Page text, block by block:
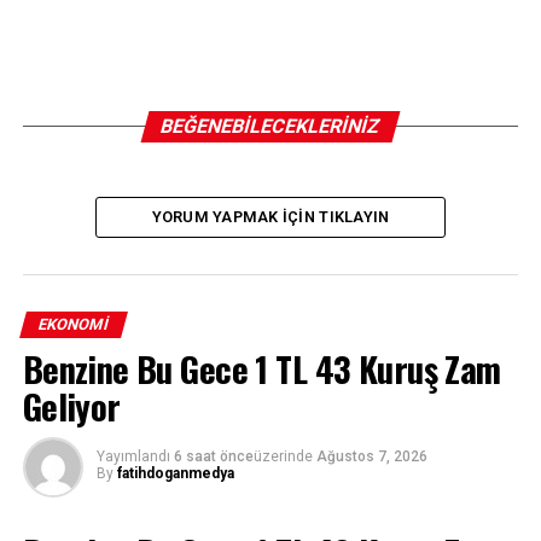
BEĞENEBILECEKLERINIZ
YORUM YAPMAK IÇIN TIKLAYIN
EKONOMI
Benzine Bu Gece 1 TL 43 Kuruş Zam
Geliyor
Yayımlandı 6 saat önceüzerinde Ağustos 7, 2026
By fatihdoganmedya